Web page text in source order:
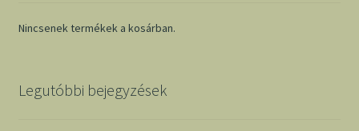
Nincsenek termékek a kosárban.
Legutóbbi bejegyzések